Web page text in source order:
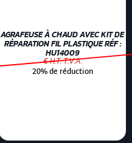
AGRAFEUSE À CHAUD AVEC KIT DE
RÉPARATION FIL PLASTIQUE RÉF :
HU14009
€ H.T. T.V.A.
20% de réduction